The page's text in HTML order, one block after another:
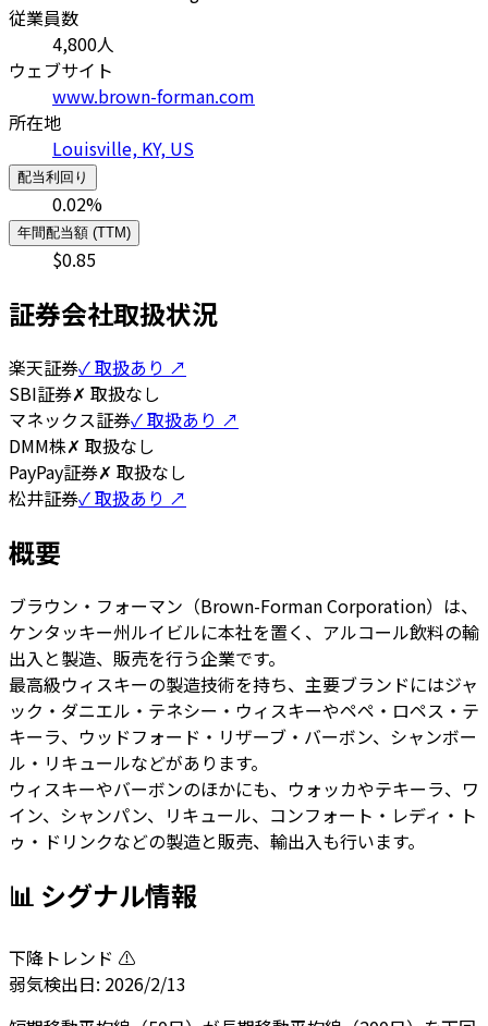
従業員数
4,800人
ウェブサイト
www.brown-forman.com
所在地
Louisville, KY, US
配当利回り
0.02%
年間配当額 (TTM)
$0.85
証券会社取扱状況
楽天証券✓ 取扱あり ↗
SBI証券✗ 取扱なし
マネックス証券✓ 取扱あり ↗
DMM株✗ 取扱なし
PayPay証券✗ 取扱なし
松井証券✓ 取扱あり ↗
概要
ブラウン・フォーマン（Brown-Forman Corporation）は、
ケンタッキー州ルイビルに本社を置く、アルコール飲料の輸
出入と製造、販売を行う企業です。
最高級ウィスキーの製造技術を持ち、主要ブランドにはジャ
ック・ダニエル・テネシー・ウィスキーやペペ・ロペス・テ
キーラ、ウッドフォード・リザーブ・バーボン、シャンボー
ル・リキュールなどがあります。
ウィスキーやバーボンのほかにも、ウォッカやテキーラ、ワ
イン、シャンパン、リキュール、コンフォート・レディ・ト
ゥ・ドリンクなどの製造と販売、輸出入も行います。
📊 シグナル情報
下降トレンド ⚠️
弱気検出日: 2026/2/13